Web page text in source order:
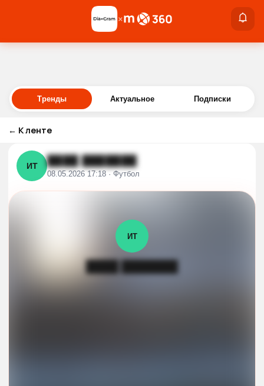
Войти
×
Тренды Актуальное Подписки
← К ленте
ИТ ████ ███████
08.05.2026 17:18 · Футбол
ИТ
████ ███████